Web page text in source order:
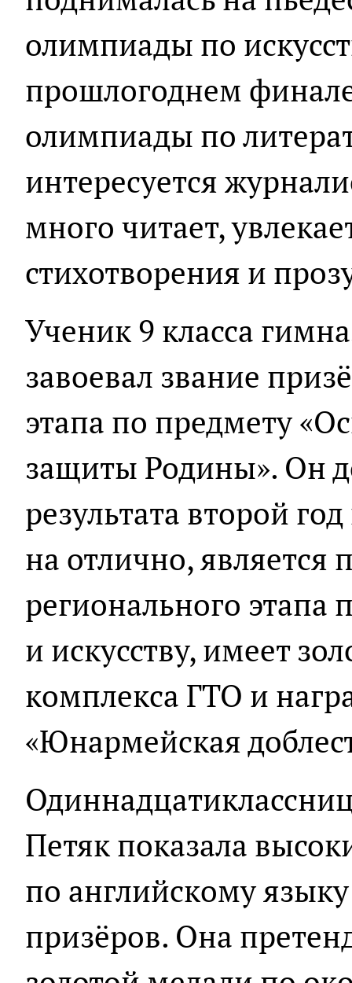
олимпиады по
прошлогоднем
олимпиады по
интересуется
много читает,
стихотворения и
Ученик 9 класса
завоевал звание
этапа по предмету
защиты Родины». Он
результата второй
на отлично, является
регионального этапа
и искусству, имеет
комплекса ГТО и
«Юнармейская
Петяк показала
по английскому
призёров. Она